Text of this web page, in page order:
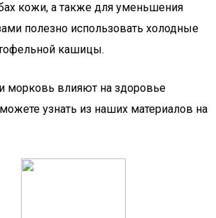
кожи, а также для уменьшения
полезно использовать холодные
кашицы.
морковь влияют на здоровье
узнать из наших материалов на